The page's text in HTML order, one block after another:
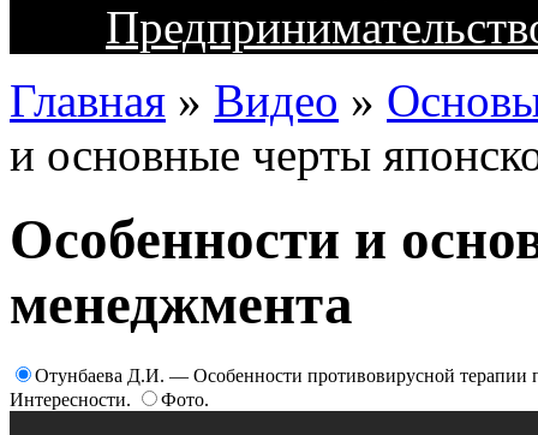
Главная » Видео »
и основные черты
Особенности и
менеджмента
Отунбаева Д.И. — Особенности противовирусной терапии
Интересности.
Фото.